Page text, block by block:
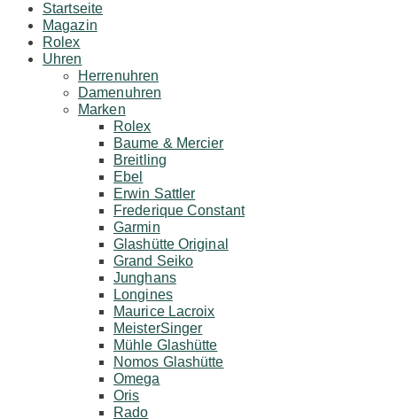
Startseite
Magazin
Rolex
Uhren
Herrenuhren
Damenuhren
Marken
Rolex
Baume & Mercier
Breitling
Ebel
Erwin Sattler
Frederique Constant
Garmin
Glashütte Original
Grand Seiko
Junghans
Longines
Maurice Lacroix
MeisterSinger
Mühle Glashütte
Nomos Glashütte
Omega
Oris
Rado